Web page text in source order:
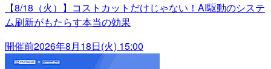
【8/18（火）】コストカットだけじゃない！AI駆動のシステ
ム刷新がもたらす本当の効果
開催前2026年8月18日(火) 15:00